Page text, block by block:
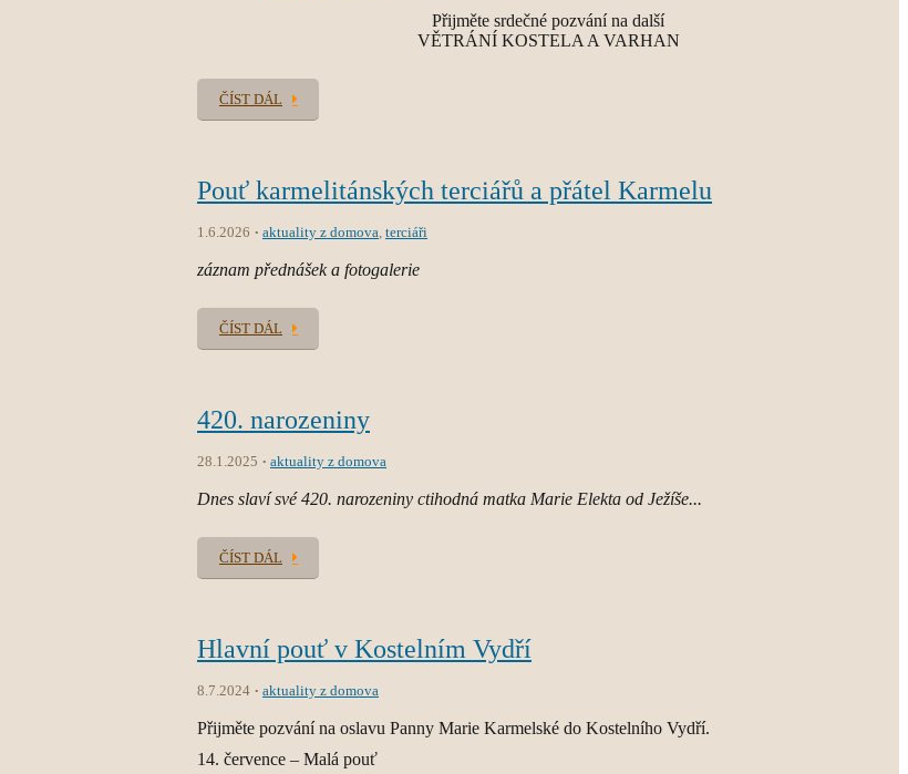
Přijměte srdečné pozvání na další
VĚTRÁNÍ KOSTELA A VARHAN
ČÍST DÁL
Pouť karmelitánských terciářů a přátel Karmelu
1.6.2026 aktuality z domova, terciáři
záznam přednášek a fotogalerie
ČÍST DÁL
420. narozeniny
28.1.2025 aktuality z domova
Dnes slaví své 420. narozeniny ctihodná matka Marie Elekta od Ježíše...
ČÍST DÁL
Hlavní pouť v Kostelním Vydří
8.7.2024 aktuality z domova
Přijměte pozvání na oslavu Panny Marie Karmelské do Kostelního Vydří.
14. července – Malá pouť